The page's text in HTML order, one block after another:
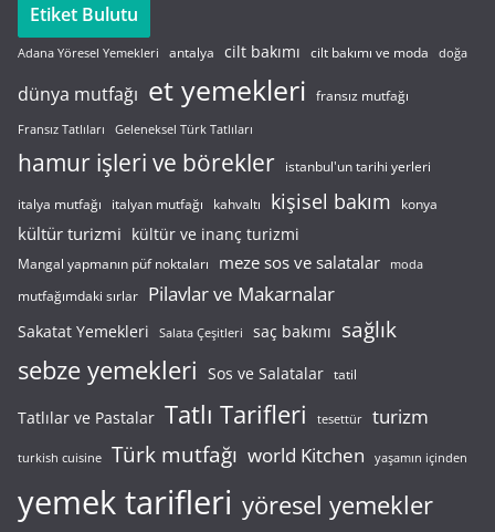
Etiket Bulutu
Adana Yöresel Yemekleri antalya cilt bakımı cilt bakımı ve moda doğa
dünya mutfağı et yemekleri fransız mutfağı
Fransız Tatlıları Geleneksel Türk Tatlıları
hamur işleri ve börekler istanbul'un tarihi yerleri
italya mutfağı italyan mutfağı kahvaltı kişisel bakım konya
kültür turizmi kültür ve inanç turizmi
Mangal yapmanın püf noktaları meze sos ve salatalar moda
mutfağımdaki sırlar Pilavlar ve Makarnalar
Sakatat Yemekleri Salata Çeşitleri saç bakımı sağlık
sebze yemekleri Sos ve Salatalar tatil
Tatlılar ve Pastalar Tatlı Tarifleri tesettür turizm
turkish cuisine Türk mutfağı world Kitchen yaşamın içinden
yemek tarifleri yöresel yemekler